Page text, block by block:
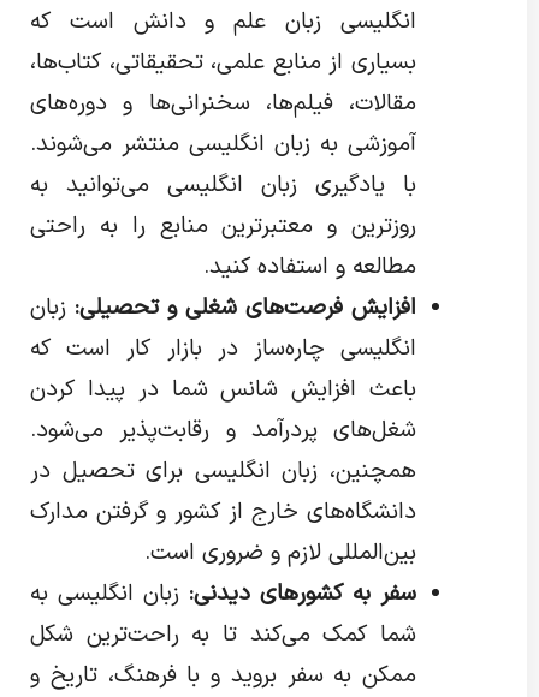
انگلیسی زبان علم و دانش است که
بسیاری از منابع علمی، تحقیقاتی، کتاب‌ها،
مقالات، فیلم‌ها، سخنرانی‌ها و دوره‌های
آموزشی به زبان انگلیسی منتشر می‌شوند.
با یادگیری زبان انگلیسی می‌توانید به
روزترین و معتبرترین منابع را به راحتی
مطالعه و استفاده کنید.
افزایش فرصت‌های شغلی و تحصیلی:زبان
انگلیسی چاره‌ساز در بازار کار است که
باعث افزایش شانس شما در پیدا کردن
شغل‌های پردرآمد و رقابت‌پذیر می‌شود.
همچنین، زبان انگلیسی برای تحصیل در
دانشگاه‌های خارج از کشور و گرفتن مدارک
بین‌المللی لازم و ضروری است.
سفر به کشورهای دیدنی:زبان انگلیسی به
شما کمک می‌کند تا به راحت‌ترین شکل
ممکن به سفر بروید و با فرهنگ، تاریخ و